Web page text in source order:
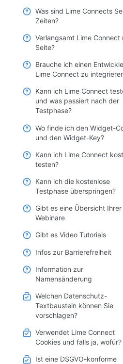
Was sind Lime Connects
Zeiten?
Verlangsamt Lime Connect
Seite?
Brauche ich einen
Lime Connect zu
Kann ich Lime Connect
und was passiert nach der
Testphase?
Wo finde ich den Widget-
und den Widget-Key?
Kann ich Lime Connect
testen?
Kann ich die kostenlose
Testphase überspringen?
Gibt es eine Übersicht Ihrer
Webinare
Gibt es Video Tutorials
Infos zur Barrierefreiheit
Information zur
Namensänderung
Welchen Datenschutz-
Textbaustein können Sie
vorschlagen?
Verwendet Lime Connect
Cookies und falls ja, wofür?
Ist eine DSGVO-konforme